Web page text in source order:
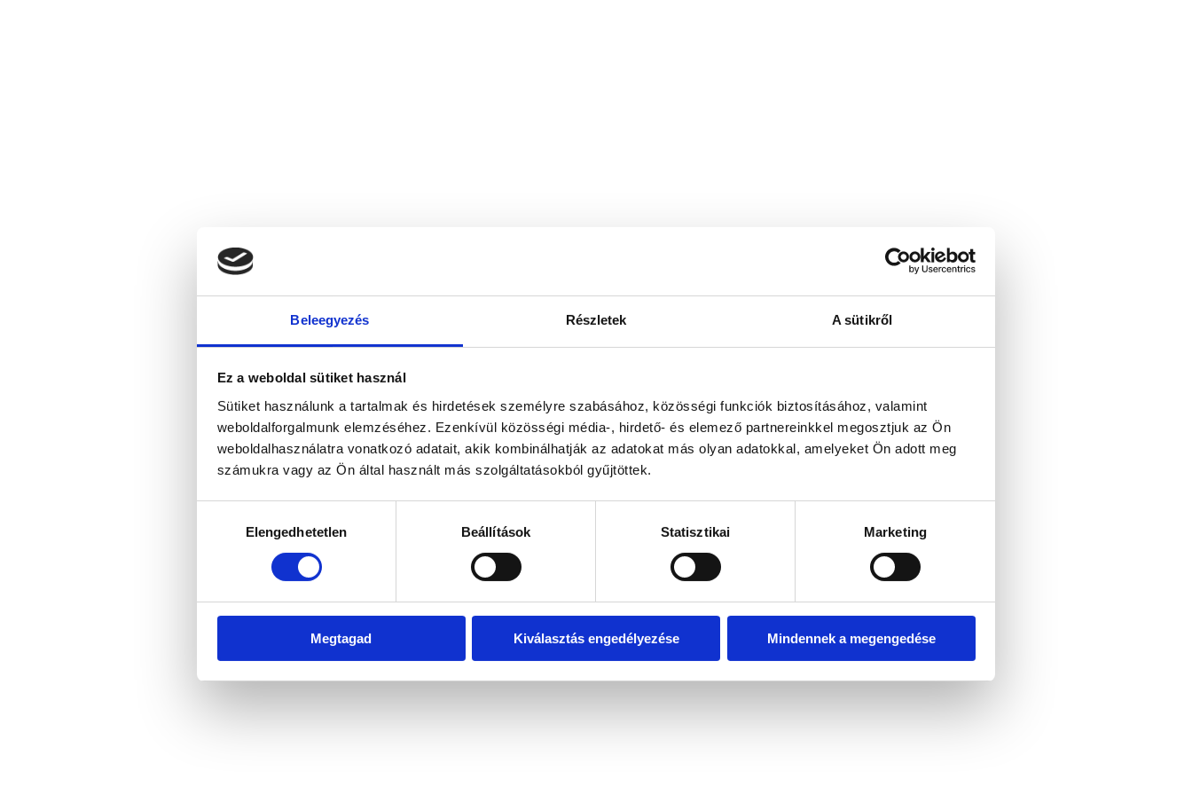
Beleegyezés Részletek A sütikről
Ez a weboldal sütiket használ
Sütiket használunk a tartalmak és hirdetések személyre szabásához, közösségi funkciók biztosításához, valamint
weboldalforgalmunk elemzéséhez. Ezenkívül közösségi média-, hirdető- és elemező partnereinkkel megosztjuk az Ön
weboldalhasználatra vonatkozó adatait, akik kombinálhatják az adatokat más olyan adatokkal, amelyeket Ön adott meg
számukra vagy az Ön által használt más szolgáltatásokból gyűjtöttek.
kiválasztásaElengedhetetlen Beállítások Statisztikai Marketing
Megtagad Kiválasztás engedélyezése Mindennek a megengedése
Application error: a client-side exception has occurred while loadingwww.bicapp.hu (see the browser console for more information)